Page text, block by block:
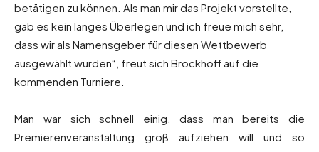
betätigen zu können. Als man mir das Projekt vorstellte,
gab es kein langes Überlegen und ich freue mich sehr,
dass wir als Namensgeber für diesen Wettbewerb
ausgewählt wurden“, freut sich Brockhoff auf die
kommenden Turniere.
Man war sich schnell einig, dass man bereits die
Premierenveranstaltung groß aufziehen will und so